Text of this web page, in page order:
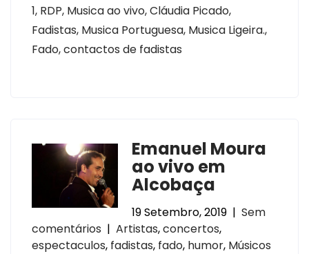
1, RDP, Musica ao vivo, Cláudia Picado,
Fadistas, Musica Portuguesa, Musica Ligeira.,
Fado, contactos de fadistas
Emanuel Moura
ao vivo em
Alcobaça
19 Setembro, 2019 | Sem
comentários | Artistas,concertos,
espectaculos, fadistas, fado, humor, Músicos